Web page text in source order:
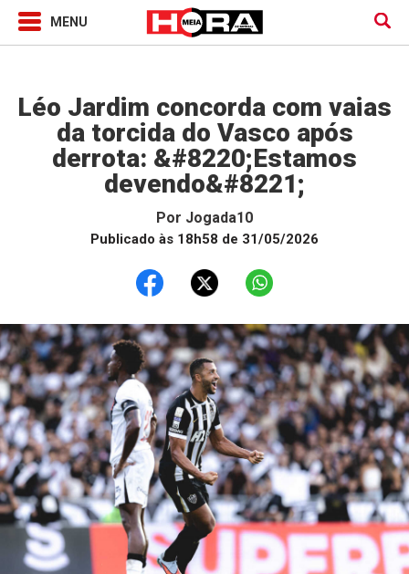
Léo Jardim concorda com vaias
da torcida do Vasco após
derrota: &#8220;Estamos
devendo&#8221;
Por Jogada10
Publicado às 18h58 de 31/05/2026